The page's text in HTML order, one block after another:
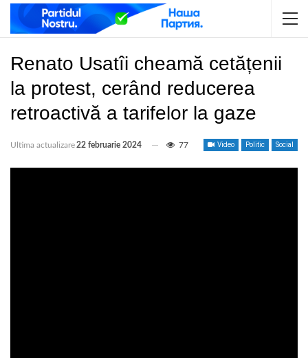
Renato Usatîi cheamă cetățenii
la protest, cerând reducerea
retroactivă a tarifelor la gaze
Video Politic Social
Ultima actualizare22 februarie 2024 77